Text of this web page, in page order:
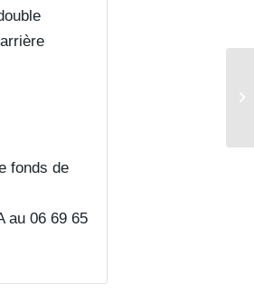
fonds de
au 06 69 65